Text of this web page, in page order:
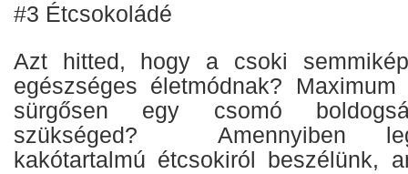
#3 Étcsokoládé
Azt hitted, hogy a csoki
egészséges életmódnak?
sürgősen egy csomó
szükséged? Amennyiben
kakótartalmú étcsokiról beszélünk,